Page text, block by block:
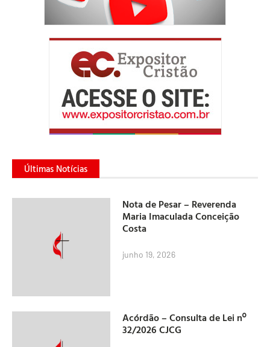
Últimas Notícias
Nota de Pesar – Reverenda
Maria Imaculada Conceição
Costa
junho 19, 2026
Acórdão – Consulta de Lei nº
32/2026 CJCG